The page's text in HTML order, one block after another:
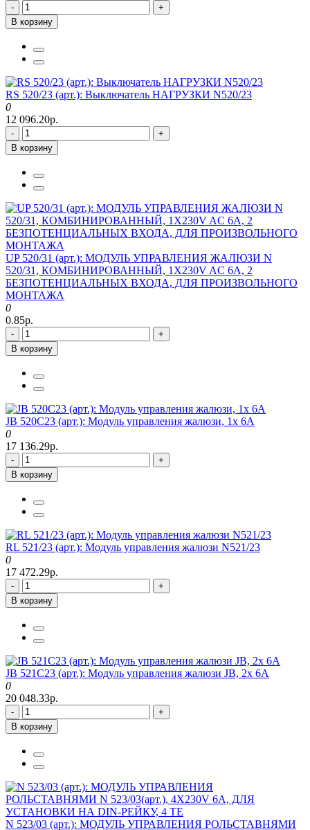
-
+
В корзину
RS 520/23 (арт.): Выключатель НАГРУЗКИ N520/23
0
12 096.20р.
-
+
В корзину
UP 520/31 (арт.): МОДУЛЬ УПРАВЛЕНИЯ ЖАЛЮЗИ N
520/31, КОМБИНИРОВАННЫЙ, 1Х230V AC 6A, 2
БЕЗПОТЕНЦИАЛЬНЫХ ВХОДА, ДЛЯ ПРОИЗВОЛЬНОГО
МОНТАЖА
0
0.85р.
-
+
В корзину
JB 520C23 (арт.): Модуль управления жалюзи, 1x 6A
0
17 136.29р.
-
+
В корзину
RL 521/23 (арт.): Модуль управления жалюзи N521/23
0
17 472.29р.
-
+
В корзину
JB 521C23 (арт.): Модуль управления жалюзи JB, 2x 6A
0
20 048.33р.
-
+
В корзину
N 523/03 (арт.): МОДУЛЬ УПРАВЛЕНИЯ РОЛЬСТАВНЯМИ